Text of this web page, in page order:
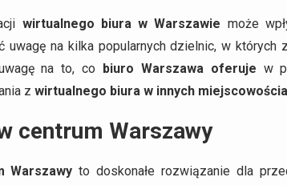
wirtualnego biura w Warszawie może
na kilka popularnych dzielnic, w których
na to, co biuro Warszawa oferuje w
z wirtualnego biura w innych
centrum Warszawy
Warszawy to doskonałe rozwiązanie dla